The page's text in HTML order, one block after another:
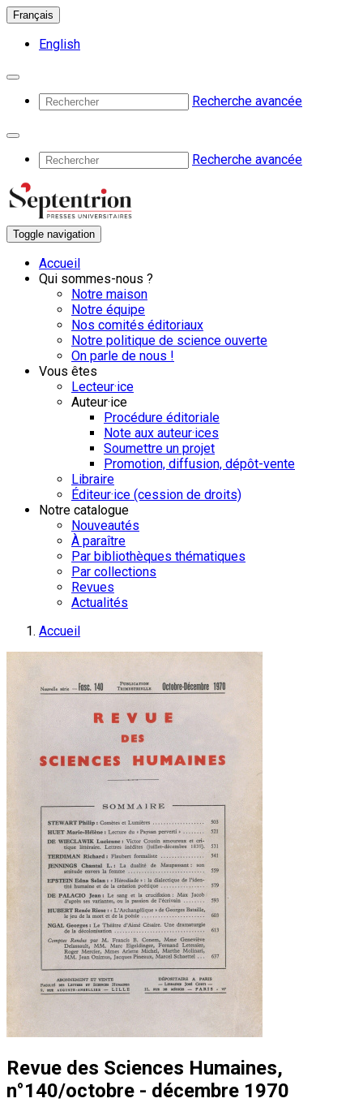
Français
English
Recherche avancée
Recherche avancée
Toggle navigation
Accueil
Qui sommes-nous ?
Notre maison
Notre équipe
Nos comités éditoriaux
Notre politique de science ouverte
On parle de nous !
Vous êtes
Lecteur·ice
Auteur·ice
Procédure éditoriale
Note aux auteur·ices
Soumettre un projet
Promotion, diffusion, dépôt-vente
Libraire
Éditeur·ice (cession de droits)
Notre catalogue
Nouveautés
À paraître
Par bibliothèques thématiques
Par collections
Revues
Actualités
Accueil
Revue des Sciences Humaines,
n°140/octobre - décembre 1970